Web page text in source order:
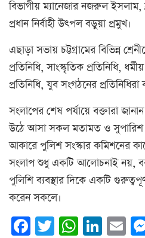
বিভাগীয় ম্যানেজার নজরুল ইসলাম,
প্রধান নির্বাহী উৎপল বড়ুয়া প্রমুখ।
এছাড়া সভায় চট্টগ্রামের বিভিন্ন
প্রতিনিধি, সাংস্কৃতিক প্রতিনিধি,
প্রতিনিধি, যুব সংগঠনের
সংলাপের শেষ পর্যায়ে বক্তারা
উঠে আসা সকল মতামত ও সুপারিশ
আকারে পুলিশ সংস্কার কমিশনের
সংলাপ শুধু একটি আলোচনাই নয়,
পুলিশি ব্যবস্থার দিকে একটি
করেন সকলে।
Facebook
Twitter